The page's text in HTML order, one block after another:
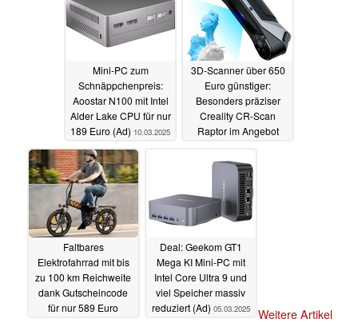
Mini-PC zum
Schnäppchenpreis:
Aoostar N100 mit Intel
Alder Lake CPU für nur
189 Euro (Ad) 10.03.2025
3D-Scanner über 650
Euro günstiger:
Besonders präziser
Creality CR-Scan
Raptor im Angebot
Faltbares
Elektrofahrrad mit bis
zu 100 km Reichweite
dank Gutscheincode
für nur 589 Euro
Deal: Geekom GT1
Mega KI Mini-PC mit
Intel Core Ultra 9 und
viel Speicher massiv
reduziert (Ad) 05.03.2025
Weitere Artikel